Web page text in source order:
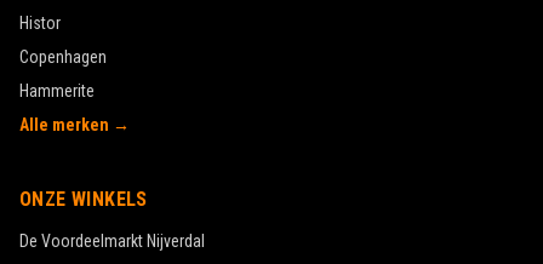
Histor
Copenhagen
Hammerite
Alle merken →
ONZE WINKELS
De Voordeelmarkt Nijverdal